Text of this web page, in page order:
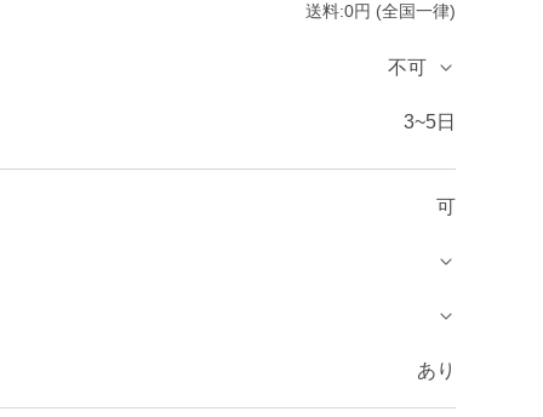
送料:0円 (全国一律)
不可
3~5日
可
あり